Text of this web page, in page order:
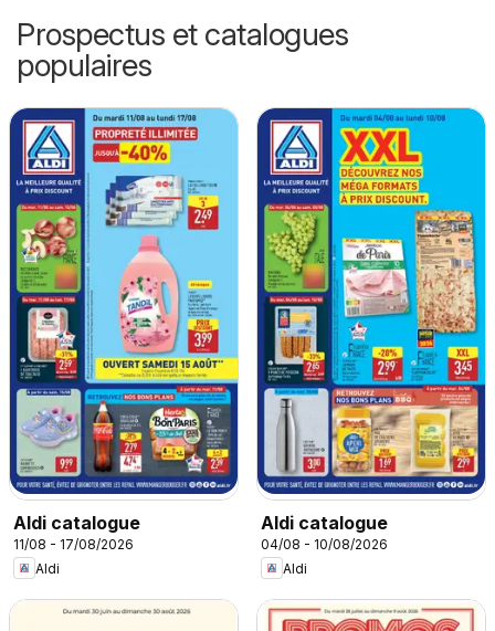
Prospectus et catalogues
populaires
Aldi catalogue
11/08 - 17/08/2026
Aldi
Aldi catalogue
04/08 - 10/08/2026
Aldi